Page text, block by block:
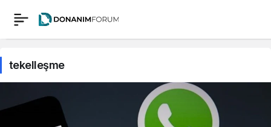
tekelleşme